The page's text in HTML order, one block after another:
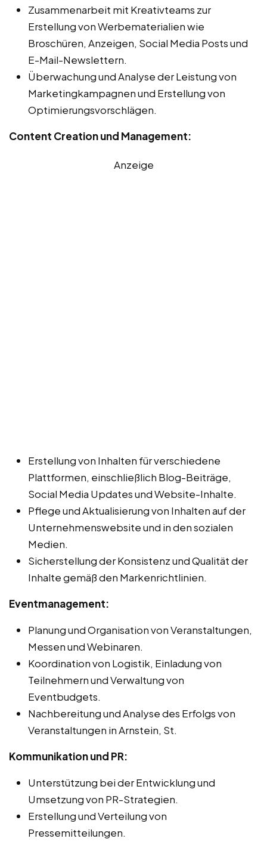
Zusammenarbeit mit Kreativteams zur
Erstellung von Werbematerialien wie
Broschüren, Anzeigen, Social Media Posts und
E-Mail-Newslettern.
Überwachung und Analyse der Leistung von
Marketingkampagnen und Erstellung von
Optimierungsvorschlägen.
Content Creation und Management:
Anzeige
Erstellung von Inhalten für verschiedene
Plattformen, einschließlich Blog-Beiträge,
Social Media Updates und Website-Inhalte.
Pflege und Aktualisierung von Inhalten auf der
Unternehmenswebsite und in den sozialen
Medien.
Sicherstellung der Konsistenz und Qualität der
Inhalte gemäß den Markenrichtlinien.
Eventmanagement:
Planung und Organisation von Veranstaltungen,
Messen und Webinaren.
Koordination von Logistik, Einladung von
Teilnehmern und Verwaltung von
Eventbudgets.
Nachbereitung und Analyse des Erfolgs von
Veranstaltungen in Arnstein, St.
Kommunikation und PR:
Unterstützung bei der Entwicklung und
Umsetzung von PR-Strategien.
Erstellung und Verteilung von
Pressemitteilungen.